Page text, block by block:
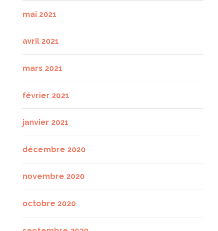
mai 2021
avril 2021
mars 2021
février 2021
janvier 2021
décembre 2020
novembre 2020
octobre 2020